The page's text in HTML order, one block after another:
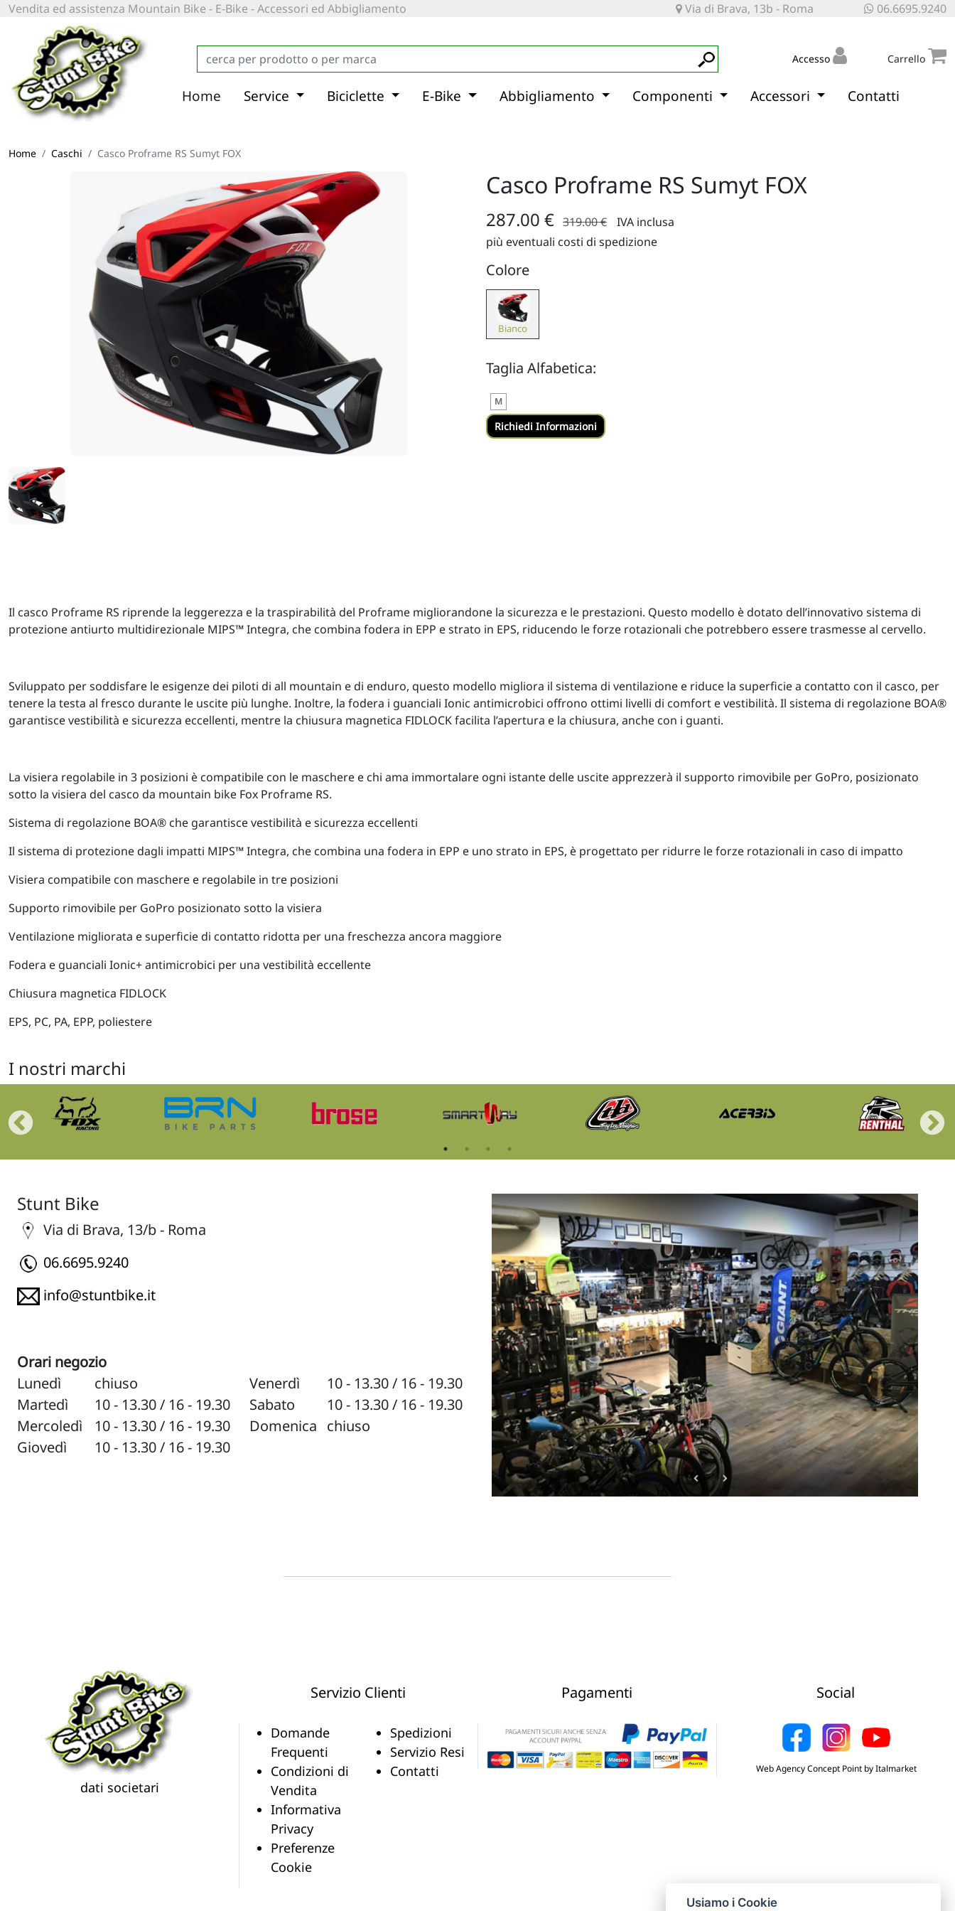
Vendita ed assistenza Mountain Bike - E-Bike - Accessori ed Abbigliamento Via di Brava, 13b - Roma 06.6695.9240
Accesso Carrello
Home Service Biciclette E-Bike Abbigliamento Componenti Accessori Contatti
Home Caschi Casco Proframe RS Sumyt FOX
Casco Proframe RS Sumyt FOX
287.00 € 319.00 €
IVA inclusa
più eventuali costi di spedizione
Colore
Bianco
Taglia Alfabetica:
M
Il casco Proframe RS riprende la leggerezza e la traspirabilità del Proframe migliorandone la sicurezza e le prestazioni. Questo modello è dotato dell’innovativo sistema di
protezione antiurto multidirezionale MIPS™ Integra, che combina fodera in EPP e strato in EPS, riducendo le forze rotazionali che potrebbero essere trasmesse al cervello.
Sviluppato per soddisfare le esigenze dei piloti di all mountain e di enduro, questo modello migliora il sistema di ventilazione e riduce la superficie a contatto con il casco, per
tenere la testa al fresco durante le uscite più lunghe. Inoltre, la fodera i guanciali Ionic antimicrobici offrono ottimi livelli di comfort e vestibilità. Il sistema di regolazione BOA®
garantisce vestibilità e sicurezza eccellenti, mentre la chiusura magnetica FIDLOCK facilita l’apertura e la chiusura, anche con i guanti.
La visiera regolabile in 3 posizioni è compatibile con le maschere e chi ama immortalare ogni istante delle uscite apprezzerà il supporto rimovibile per GoPro, posizionato
sotto la visiera del casco da mountain bike Fox Proframe RS.
Sistema di regolazione BOA® che garantisce vestibilità e sicurezza eccellenti
Il sistema di protezione dagli impatti MIPS™ Integra, che combina una fodera in EPP e uno strato in EPS, è progettato per ridurre le forze rotazionali in caso di impatto
Visiera compatibile con maschere e regolabile in tre posizioni
Supporto rimovibile per GoPro posizionato sotto la visiera
Ventilazione migliorata e superficie di contatto ridotta per una freschezza ancora maggiore
Fodera e guanciali Ionic+ antimicrobici per una vestibilità eccellente
Chiusura magnetica FIDLOCK
EPS, PC, PA, EPP, poliestere
I nostri marchi
Stunt Bike
Via di Brava, 13/b - Roma
06.6695.9240
info@stuntbike.it
Orari negozio
Lunedì
chiuso
Martedì
10 - 13.30 / 16 - 19.30
Mercoledì
10 - 13.30 / 16 - 19.30
Giovedì
10 - 13.30 / 16 - 19.30
Venerdì
10 - 13.30 / 16 - 19.30
Sabato
10 - 13.30 / 16 - 19.30
Domenica chiuso
dati societari
Servizio Clienti
Domande
Frequenti
Condizioni di
Vendita
Informativa
Privacy
Preferenze
Cookie
Spedizioni
Servizio Resi
Contatti
Pagamenti Social
Web Agency Concept Point by Italmarket
Usiamo i Cookie